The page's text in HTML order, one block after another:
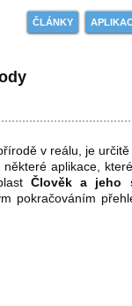
ČLÁNKY
v reálu, je
aplikace,
Člověk a jeho
pokračováním